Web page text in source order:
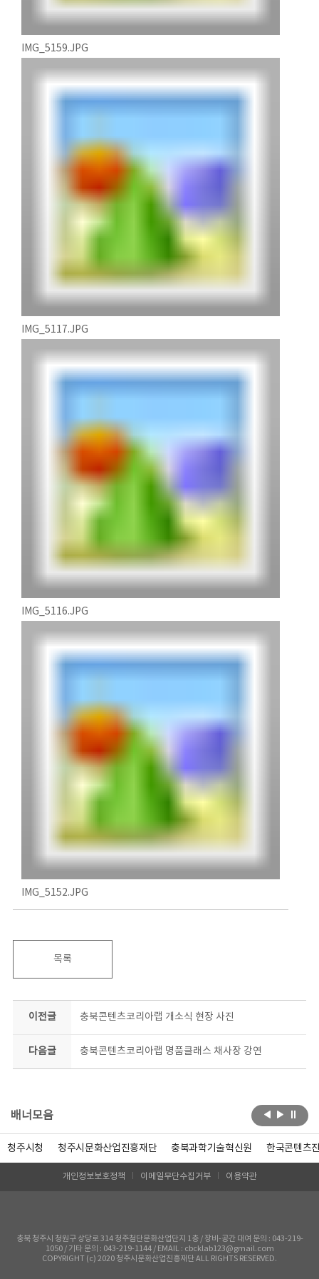
IMG_5159.JPG
IMG_5117.JPG
IMG_5116.JPG
IMG_5152.JPG
목록
이전글 충북콘텐츠코리아랩 개소식 현장 사진
다음글 충북콘텐츠코리아랩 명품클래스 채사장 강연
배너모음
청주시청 청주시문화산업진흥재단 충북과학기술혁신원 한국콘텐츠
개인정보보호정책 이메일무단수집거부 이용약관
충북 청주시 청원구 상당로 314 청주첨단문화산업단지 1층 / 장비-공간 대여 문의 : 043-219-
1050 / 기타 문의 : 043-219-1144 / EMAIL : cbcklab123@gmail.com
COPYRIGHT (c) 2020 청주시문화산업진흥재단 ALL RIGHTS RESERVED.